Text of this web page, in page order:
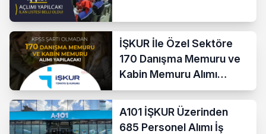
İŞKUR İle Özel Sektöre
170 Danışma Memuru ve
Kabin Memuru Alımı
Başladı
A101 İŞKUR Üzerinden
685 Personel Alımı İş